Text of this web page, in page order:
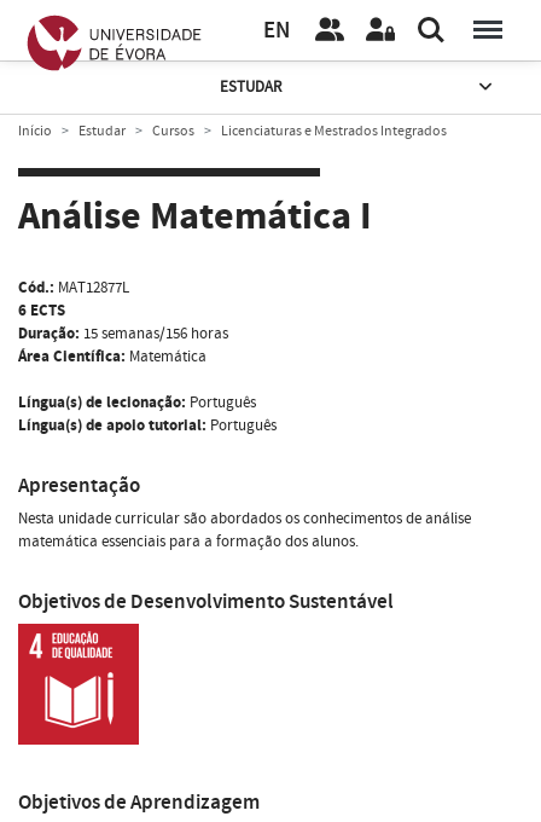
EN
ESTUDAR
Início Estudar Cursos Licenciaturas e Mestrados Integrados
Análise Matemática I
Cód.: MAT12877L
6 ECTS
Duração: 15 semanas/156 horas
Área Científica: Matemática
Língua(s) de lecionação: Português
Língua(s) de apoio tutorial: Português
Apresentação
Nesta unidade curricular são abordados os conhecimentos de análise
matemática essenciais para a formação dos alunos.
Objetivos de Desenvolvimento Sustentável
Objetivos de Aprendizagem